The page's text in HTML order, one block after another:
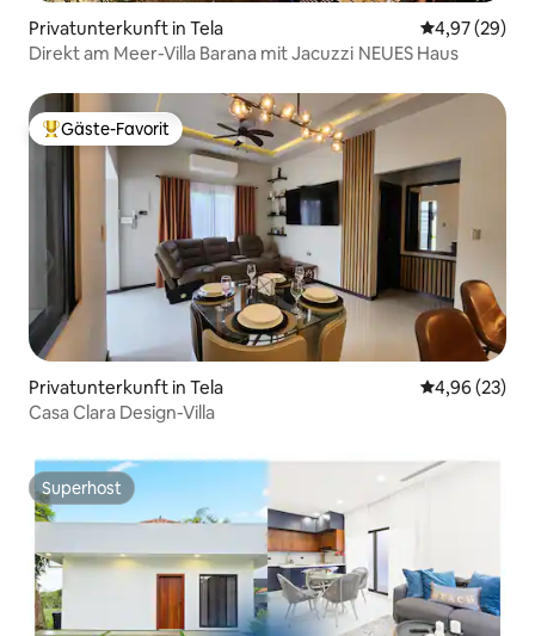
Privatunterkunft in Tela
4,97 (29)
Direkt am Meer-Villa Barana mit Jacuzzi NEUES Haus
Beliebter Gäste-Favorit.
Gäste-Favorit
Privatunterkunft in Tela
4,96 (23)
Casa Clara Design-Villa
Superhost
Superhost